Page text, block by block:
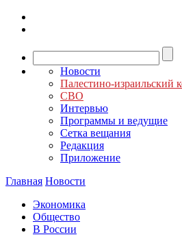
Новости
Палестино-израильский
СВО
Интервью
Программы и ведущие
Сетка вещания
Редакция
Приложение
Главная Новости
Экономика
Общество
В России